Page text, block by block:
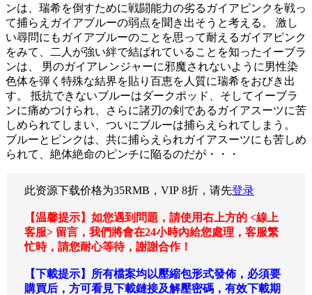
ンは、瑞希を倒すために戦闘能力の劣るガイアピンクを戦っ
て捕らえガイアブルーの弱点を聞き出そうと考える。 激し
い尋問にもガイアブルーのことを思って耐えるガイアピンク
をみて、二人が強い絆で結ばれていることを知ったイーブラ
ンは、 男のガイアレンジャーに邪魔されないように男性染
色体を弾く特殊な結界を貼り百恵を人質に瑞希をおびき出
す。 抵抗できないブルーはダークポッド、そしてイーブラ
ンに痛めつけられ、さらに諸刃の剣であるガイアスーツに苦
しめられてしまい、ついにブルーは捕らえられてしまう。
ブルーとピンクは、共に捕らえられガイアスーツにも苦しめ
られて、絶体絶命のピンチに陥るのだが・・・
此资源下载价格为35RMB，VIP 8折，请先登录
【温馨提示】如您遇到問題，請使用右上方的 <線上
客服> 留言，我們將會在24小時內給您處理，客服繁
忙時，請您耐心等待，謝謝合作！
【下載提示】所有檔案均以壓縮包形式發佈，必須要
購買后，方可看見下載鏈接及解壓密碼，有效下載期